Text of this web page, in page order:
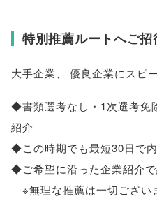
特別推薦ルートへご招
大手企業、 優良企業にスピ
◆書類選考なし・1次選考免
紹介
◆この時期でも最短30日で内
◆ご希望に沿った企業紹介で
※無理な推薦は一切ござい